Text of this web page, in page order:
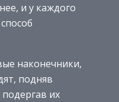
и у каждого
наконечники,
подняв
их